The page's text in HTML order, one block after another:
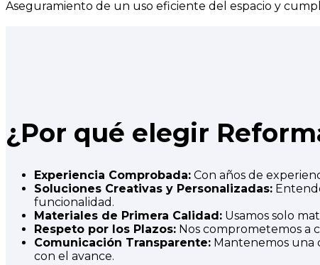
Aseguramiento de un uso eficiente del espacio y
¿Por qué elegir
Experiencia Comprobada: Con años de
Soluciones Creativas y Personalizadas:
funcionalidad.
Materiales de Primera Calidad: Usamos solo
Respeto por los Plazos: Nos comprometemos a
Comunicación Transparente: Mantenemos una
con el avance.